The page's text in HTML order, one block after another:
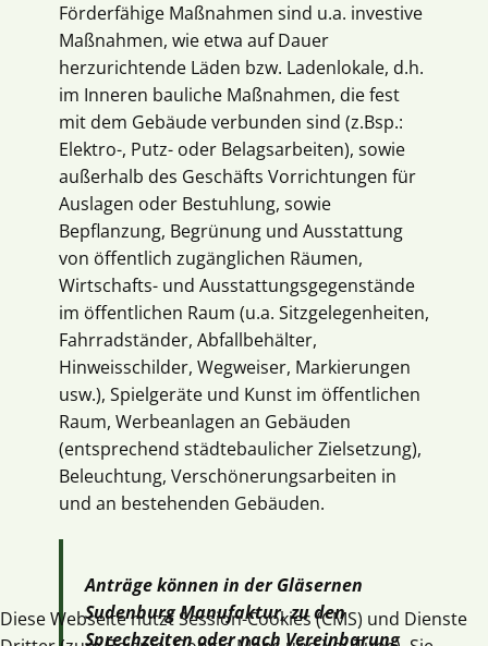
Förderfähige Maßnahmen sind u.a. investive
Maßnahmen, wie etwa auf Dauer
herzurichtende Läden bzw. Ladenlokale, d.h.
im Inneren bauliche Maßnahmen, die fest
mit dem Gebäude verbunden sind (z.Bsp.:
Elektro-, Putz- oder Belagsarbeiten), sowie
außerhalb des Geschäfts Vorrichtungen für
Auslagen oder Bestuhlung, sowie
Bepflanzung, Begrünung und Ausstattung
von öffentlich zugänglichen Räumen,
Wirtschafts- und Ausstattungsgegenstände
im öffentlichen Raum (u.a. Sitzgelegenheiten,
Fahrradständer, Abfallbehälter,
Hinweisschilder, Wegweiser, Markierungen
usw.), Spielgeräte und Kunst im öffentlichen
Raum, Werbeanlagen an Gebäuden
(entsprechend städtebaulicher Zielsetzung),
Beleuchtung, Verschönerungsarbeiten in
und an bestehenden Gebäuden.
Anträge können in der Gläsernen
Sudenburg Manufaktur, zu den
Sprechzeiten oder nach Vereinbarung
Diese Webseite nutzt Session-Cookies (CMS) und Dienste